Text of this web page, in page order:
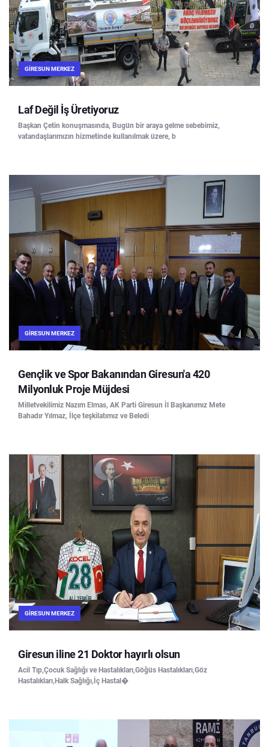
GIRESUN MERKEZ
Laf Değil İş Üretiyoruz
Başkan Çetin konuşmasında, Bugün bir araya gelme sebebimiz,
vatandaşlarımızın hizmetinde kullanılmak üzere, b
GIRESUN MERKEZ
Gençlik ve Spor Bakanından Giresun'a 420
Milyonluk Proje Müjdesi
Milletvekilimiz Nazım Elmas, AK Parti Giresun İl Başkanımız Mete
Bahadır Yılmaz, İlçe teşkilatımız ve Beledi
GIRESUN MERKEZ
Giresun iline 21 Doktor hayırlı olsun
Acil Tıp,Çocuk Sağlığı ve Hastalıkları,Göğüs Hastalıkları,Göz
Hastalıkları,Halk Sağlığı,İç Hastal�